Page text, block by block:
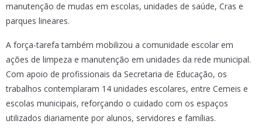
manutenção de mudas em escolas, unidades de saúde, Cras e
parques lineares.
A força-tarefa também mobilizou a comunidade escolar em
ações de limpeza e manutenção em unidades da rede municipal.
Com apoio de profissionais da Secretaria de Educação, os
trabalhos contemplaram 14 unidades escolares, entre Cemeis e
escolas municipais, reforçando o cuidado com os espaços
utilizados diariamente por alunos, servidores e famílias.